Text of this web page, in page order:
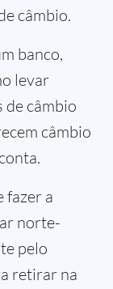
câmbio.
banco,
levar
de câmbio
câmbio
fazer a
norte-
pelo
retirar na